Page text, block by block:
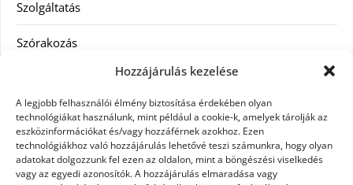
Hozzájárulás kezelése
A legjobb felhasználói élmény biztosítása érdekében olyan
technológiákat használunk, mint például a cookie-k, amelyek tárolják az
eszközinformációkat és/vagy hozzáférnek azokhoz. Ezen
technológiákhoz való hozzájárulás lehetővé teszi számunkra, hogy olyan
adatokat dolgozzunk fel ezen az oldalon, mint a böngészési viselkedés
vagy az egyedi azonosítók. A hozzájárulás elmaradása vagy
Szolgáltatás
Szórakozás
Vásárlás
Víztisztítás